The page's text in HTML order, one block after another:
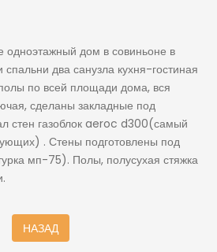
одноэтажный дом в совиньоне в
два санузла кухня-гостиная
по всей площади дома, вся
сделаны закладные под
стен газоблок aeroc d300(самый
. Стены подготовлены под
мп-75). Полы, полусухая стяжка
НАЗАД